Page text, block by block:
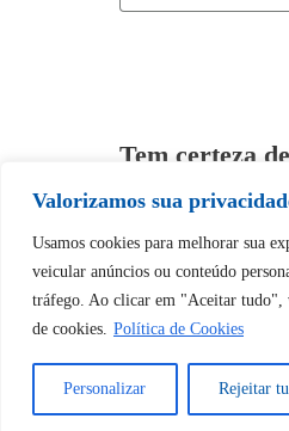
Valorizamos sua
Usamos cookies para melhorar sua
veicular anúncios ou conteúdo
tráfego. Ao clicar em "Aceitar tudo",
de cookies. Política de Cookies
Personalizar Rejeitar
Tem certeza
desbloquear
Desbloquear
Sim